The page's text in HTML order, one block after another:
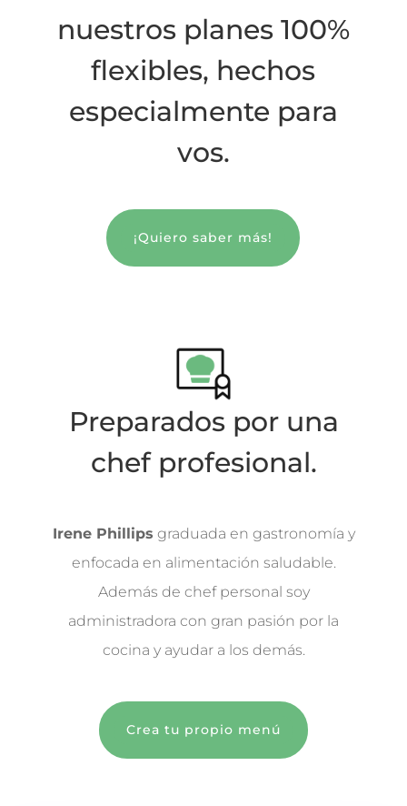
nuestros planes 100%
flexibles, hechos
especialmente para
vos.
¡Quiero saber más!
Preparados por una
chef profesional.
Irene Phillips graduada en gastronomía y
enfocada en alimentación saludable.
Además de chef personal soy
administradora con gran pasión por la
cocina y ayudar a los demás.
Crea tu propio menú